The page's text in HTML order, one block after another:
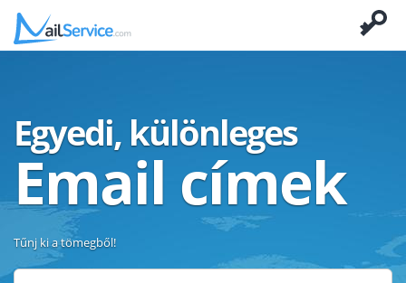
Egyedi, különleges
Email címek
Tűnj ki a tömegből!